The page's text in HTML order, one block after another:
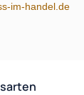
im-handel.de